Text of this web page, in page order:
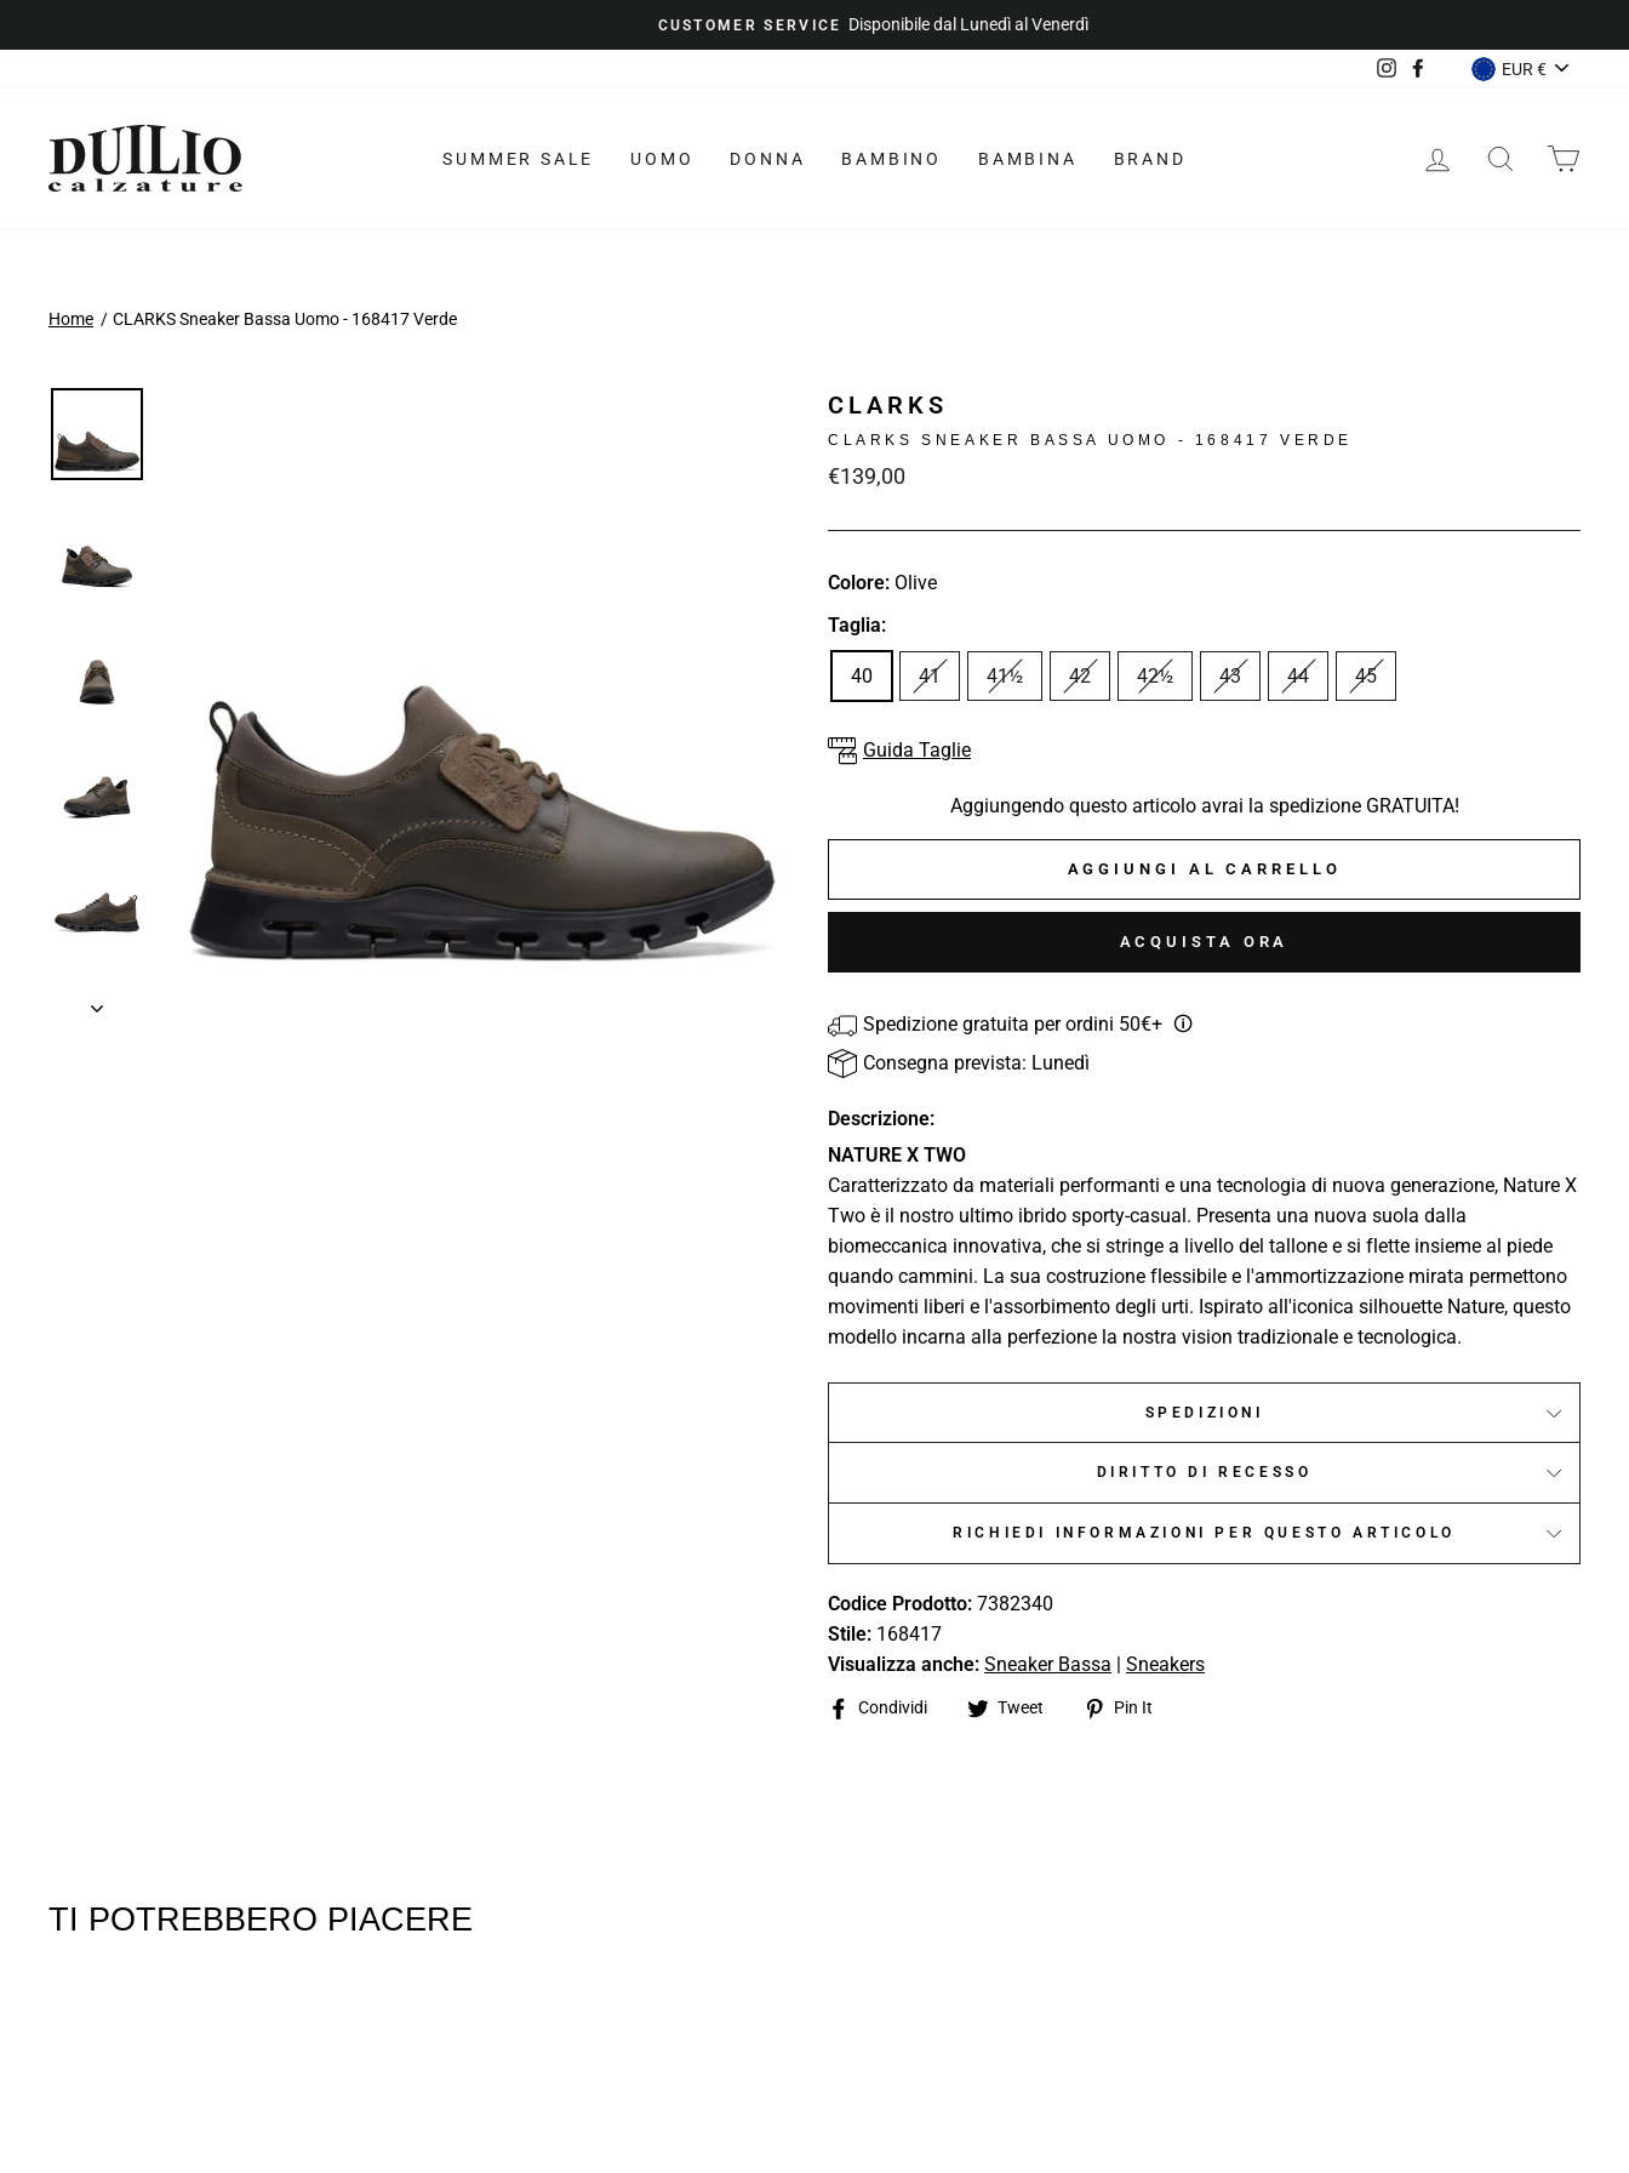
al
CUSTOMER SERVICE Disponibile dal Lunedì al Venerdì
Instagram
FacebookVALUTA
EUR €
SUMMER SALE UOMO DONNA BAMBINO BAMBINA BRAND ACCEDICERCA
Home CLARKS Sneaker Bassa Uomo - 168417 Verde
CLARKS
CLARKS SNEAKER BASSA UOMO - 168417 VERDE
Prezzo
€139,00
Colore: Olive
Taglia:
40 41 41½ 42 42½ 43 44 45
Guida Taglie
Aggiungendo questo articolo avrai la spedizione GRATUITA!
AGGIUNGI AL CARRELLO
ACQUISTA ORA
Spedizione gratuita per ordini 50€+ 🛈
Consegna prevista: Lunedì
Descrizione:
NATURE X TWO
Caratterizzato da materiali performanti e una tecnologia di nuova generazione, Nature X
Two è il nostro ultimo ibrido sporty-casual. Presenta una nuova suola dalla
biomeccanica innovativa, che si stringe a livello del tallone e si flette insieme al piede
quando cammini. La sua costruzione flessibile e l'ammortizzazione mirata permettono
movimenti liberi e l'assorbimento degli urti. Ispirato all'iconica silhouette Nature, questo
modello incarna alla perfezione la nostra vision tradizionale e tecnologica.
SPEDIZIONI
DIRITTO DI RECESSO
RICHIEDI INFORMAZIONI PER QUESTO ARTICOLO
Codice Prodotto: 7382340
Stile: 168417
Visualizza anche: Sneaker Bassa Sneakers
Condividi
Share Tweet
Tweet
Pin It
TI POTREBBERO PIACERE